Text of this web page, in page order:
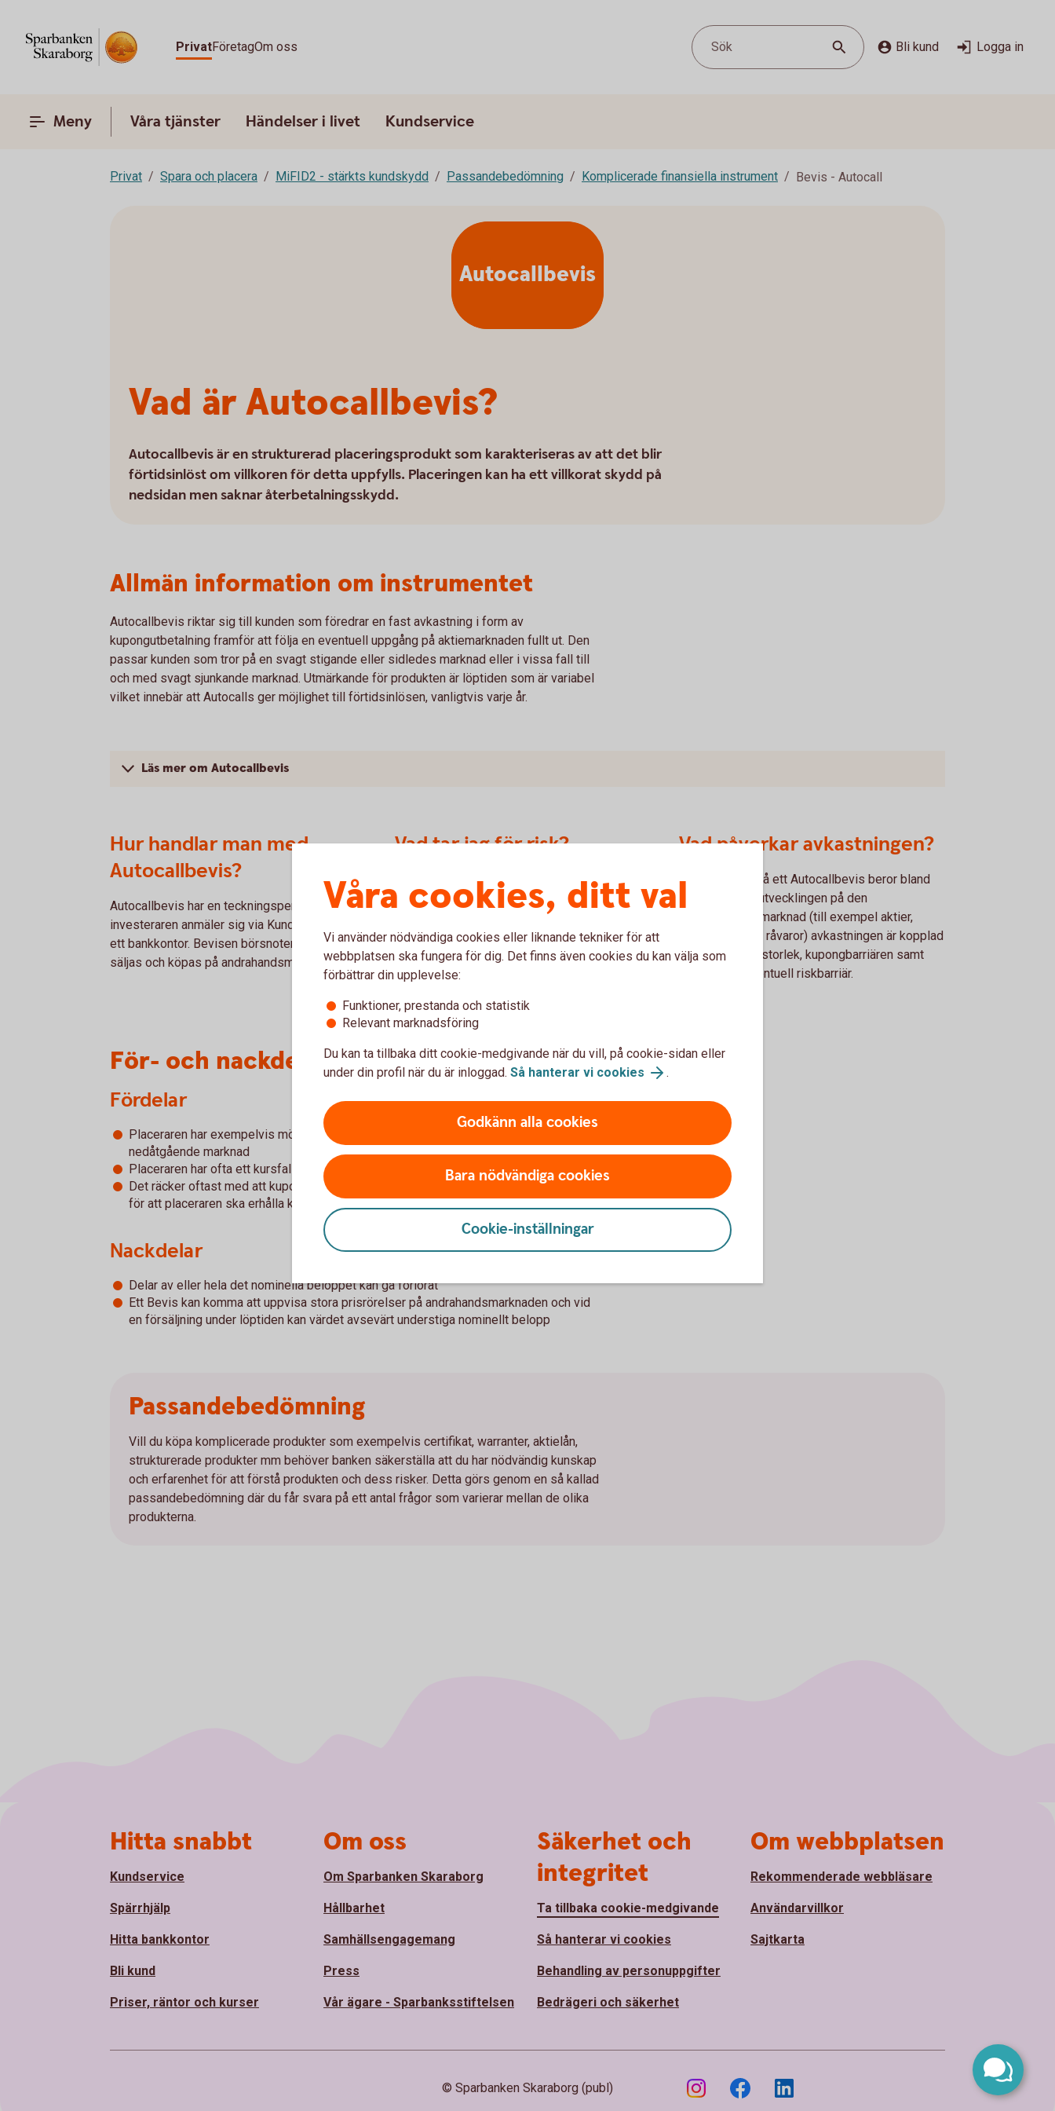
PrivatFöretagOm oss Sök Bli kund Logga in
Meny Våra tjänster Händelser i livet Kundservice
Privat Spara och placera MiFID2 - stärkts kundskydd Passandebedömning Komplicerade finansiella instrument Bevis - Autocall
Vad är Autocallbevis?
Autocallbevis är en strukturerad placeringsprodukt som karakteriseras av att det blir
förtidsinlöst om villkoren för detta uppfylls. Placeringen kan ha ett villkorat skydd på
nedsidan men saknar återbetalningsskydd.
Autocallbevis
Allmän information om instrumentet
Autocallbevis riktar sig till kunden som föredrar en fast avkastning i form av
kupongutbetalning framför att följa en eventuell uppgång på aktiemarknaden fullt ut. Den
passar kunden som tror på en svagt stigande eller sidledes marknad eller i vissa fall till
och med svagt sjunkande marknad. Utmärkande för produkten är löptiden som är variabel
vilket innebär att Autocalls ger möjlighet till förtidsinlösen, vanligtvis varje år.
Läs mer om Autocallbevis
Hur handlar man med
Autocallbevis?
Autocallbevis har en teckningsperiod och
investeraren anmäler sig via Kundcenter eller på
ett bankkontor. Bevisen börsnoteras och kan
säljas och köpas på andrahandsmarknaden.
Vad tar jag för risk?
Vid en placering i Autocallbevis kan hela eller
delar av det nominella beloppet gå förlorat.
Autocallbevis omfattas inte av den statliga
insättningsgarantin vilket innebär att om
emittenten, Swedbank, går i konkurs kan hela
eller delar av beloppet gå förlorat.
Vad påverkar avkastningen?
Avkastningen på ett Autocallbevis beror bland
annat på värdeutvecklingen på den
underliggande marknad (till exempel aktier,
aktieindex eller råvaror) avkastningen är kopplad
till, kupongens storlek, kupongbarriären samt
nivån på en eventuell riskbarriär.
För- och nackdelar med Autocallbevis
Fördelar
Placeraren har exempelvis möjlighet till avkastning även vid en sidledes och ibland
nedåtgående marknad
Placeraren har ofta ett kursfallsskydd till en viss nivå, riskbarriären
Det räcker oftast med att kupongvillkoret är uppfyllt vid något av avläsningstillfällena
för att placeraren ska erhålla kupongutbetalningen
Nackdelar
Delar av eller hela det nominella beloppet kan gå förlorat
Ett Bevis kan komma att uppvisa stora prisrörelser på andrahandsmarknaden och vid
en försäljning under löptiden kan värdet avsevärt understiga nominellt belopp
Passandebedömning
Vill du köpa komplicerade produkter som exempelvis certifikat, warranter, aktielån,
strukturerade produkter mm behöver banken säkerställa att du har nödvändig kunskap
och erfarenhet för att förstå produkten och dess risker. Detta görs genom en så kallad
passandebedömning där du får svara på ett antal frågor som varierar mellan de olika
produkterna.
Våra cookies, ditt val
Vi använder nödvändiga cookies eller liknande tekniker för att
webbplatsen ska fungera för dig. Det finns även cookies du kan välja som
förbättrar din upplevelse:
Funktioner, prestanda och statistik
Relevant marknadsföring
Du kan ta tillbaka ditt cookie-medgivande när du vill, på cookie-sidan eller
under din profil när du är inloggad. Så hanterar vi cookies .
Godkänn alla cookies
Bara nödvändiga cookies
Cookie-inställningar
Hitta snabbt
Kundservice
Spärrhjälp
Hitta bankkontor
Bli kund
Priser, räntor och kurser
Om oss
Om Sparbanken Skaraborg
Hållbarhet
Samhällsengagemang
Press
Vår ägare - Sparbanksstiftelsen
Säkerhet och
integritet
Ta tillbaka cookie-medgivande
Så hanterar vi cookies
Behandling av personuppgifter
Bedrägeri och säkerhet
Om webbplatsen
Rekommenderade webbläsare
Användarvillkor
Sajtkarta
© Sparbanken Skaraborg (publ)